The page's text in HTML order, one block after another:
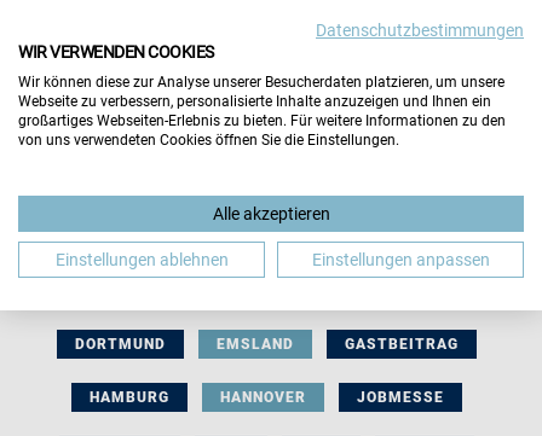
BERUFLICHE ORIENTIERUNG BEWERBUNG
DORTMUND EMSLAND GASTBEITRAG
HAMBURG HANNOVER JOBMESSE
Datenschutzbestimmungen
WIR VERWENDEN COOKIES
Wir können diese zur Analyse unserer Besucherdaten platzieren, um unsere
Webseite zu verbessern, personalisierte Inhalte anzuzeigen und Ihnen ein
großartiges Webseiten-Erlebnis zu bieten. Für weitere Informationen zu den
von uns verwendeten Cookies öffnen Sie die Einstellungen.
Alle akzeptieren
Einstellungen ablehnen Einstellungen anpassen